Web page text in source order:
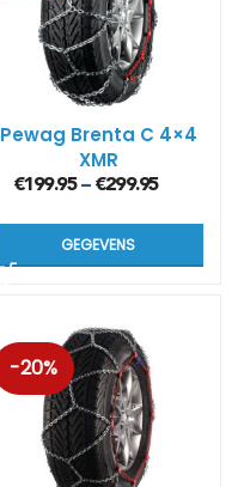
Pewag Brenta C 4×4
XMR
sneeuwkettingen
€199.95– €299.95
GEGEVENS
-20%